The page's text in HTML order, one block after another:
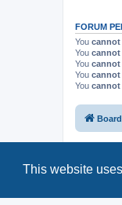
This website
FORUM
You cannot
You cannot
You cannot
You cannot
You cannot